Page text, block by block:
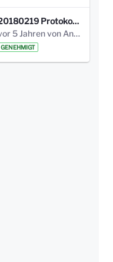
20180219 Protokoll der Projektgruppe Olgaele2012.pdf
vor 5 Jahren von Anni Schlumberger
GENEHMIGT